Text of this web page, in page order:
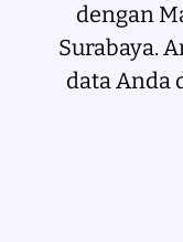
dengan
Surabaya.
data Anda